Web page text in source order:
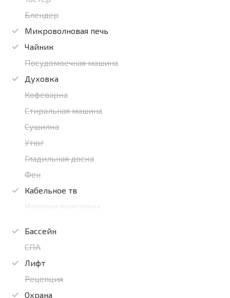
Блендер
Микроволновая печь
Чайник
Посудомоечная машина
Духовка
Кофеварка
Стиральная машина
Сушилка
Утюг
Гладильная доска
Фен
Кабельное тв
Игровая приставка
Бассейн
СПА
Лифт
Рецепция
Охрана